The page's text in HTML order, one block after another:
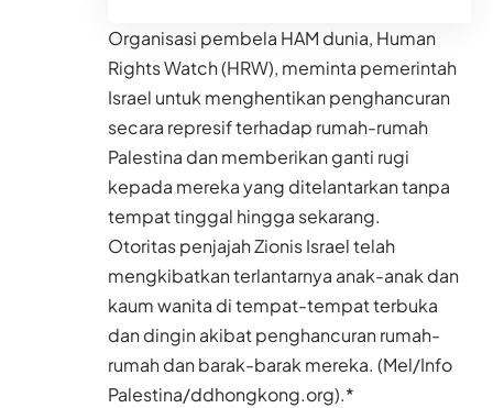
Organisasi pembela HAM dunia, Human
Rights Watch (HRW), meminta pemerintah
Israel untuk menghentikan penghancuran
secara represif terhadap rumah-rumah
Palestina dan memberikan ganti rugi
kepada mereka yang ditelantarkan tanpa
tempat tinggal hingga sekarang.
Otoritas penjajah Zionis Israel telah
mengkibatkan terlantarnya anak-anak dan
kaum wanita di tempat-tempat terbuka
dan dingin akibat penghancuran rumah-
rumah dan barak-barak mereka. (Mel/Info
Palestina/ddhongkong.org).*